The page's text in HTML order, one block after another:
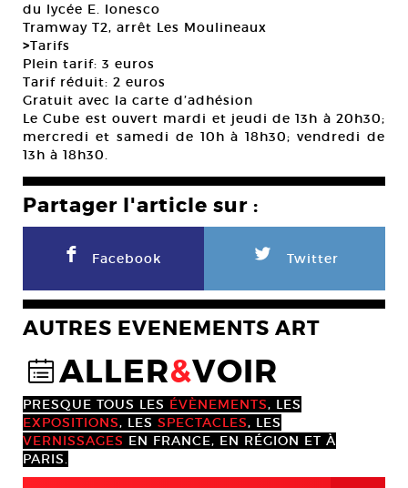
du lycée E. Ionesco
Tramway T2, arrêt Les Moulineaux
>Tarifs
Plein tarif: 3 euros
Tarif réduit: 2 euros
Gratuit avec la carte d’adhésion
Le Cube est ouvert mardi et jeudi de 13h à 20h30;
mercredi et samedi de 10h à 18h30; vendredi de
13h à 18h30.
Partager l'article sur :
F Facebook L Twitter
AUTRES EVENEMENTS ART
@ALLER&VOIR
PRESQUE TOUS LES ÉVÈNEMENTS, LES
EXPOSITIONS, LES SPECTACLES, LES
VERNISSAGES EN FRANCE, EN RÉGION ET À
PARIS.